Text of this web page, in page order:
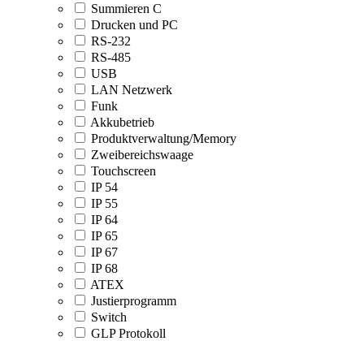
Summieren C
Drucken und PC
RS-232
RS-485
USB
LAN Netzwerk
Funk
Akkubetrieb
Produktverwaltung/Memory
Zweibereichswaage
Touchscreen
IP 54
IP 55
IP 64
IP 65
IP 67
IP 68
ATEX
Justierprogramm
Switch
GLP Protokoll